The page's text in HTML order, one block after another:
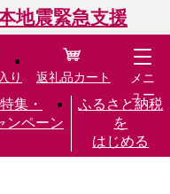
地震緊急支援
特集・
ンペーン
ふるさと納税
を
はじめる
り 返礼品カート
メニ
ュー